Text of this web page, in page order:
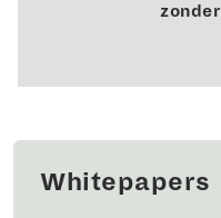
Whitepapers